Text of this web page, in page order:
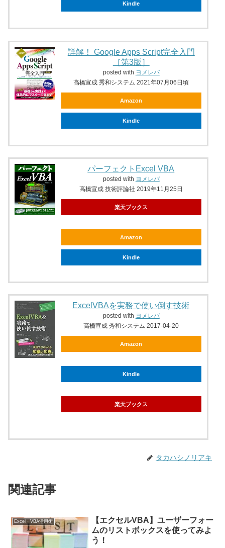
Kindle
詳解！ Google Apps Script完全入門
［第3版］
posted with ヨメレバ
高橋宣成 秀和システム 2021年07月06日頃
Amazon
Kindle
パーフェクトExcel VBA
posted with ヨメレバ
高橋宣成 技術評論社 2019年11月25日
楽天ブックス
Amazon
Kindle
ExcelVBAを実務で使い倒す技術
posted with ヨメレバ
高橋宣成 秀和システム 2017-04-20
Amazon
Kindle
楽天ブックス
タカハシノリアキ
関連記事
Excel・VBA活用術
【エクセルVBA】ユーザーフォー
ムのリストボックスを使ってみよ
う！